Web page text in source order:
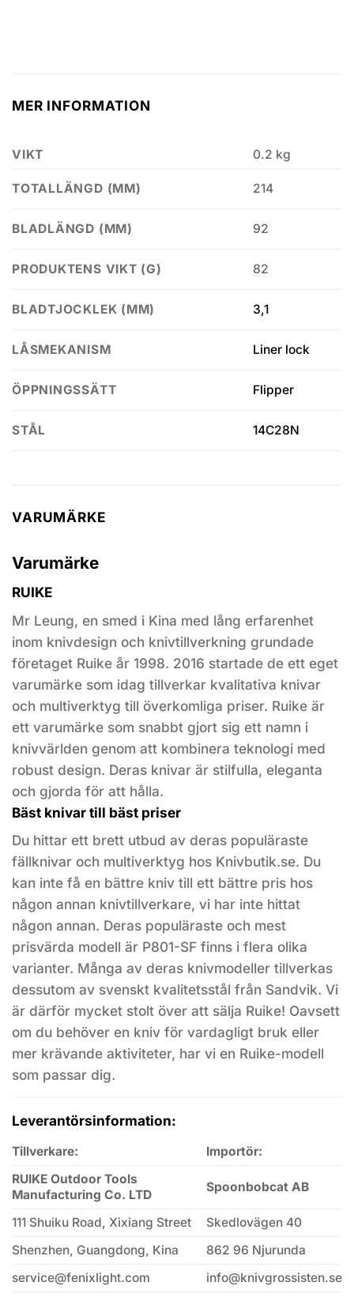
MER INFORMATION
VIKT 0.2 kg
TOTALLÄNGD (MM) 214
BLADLÄNGD (MM) 92
PRODUKTENS VIKT (G) 82
BLADTJOCKLEK (MM) 3,1
LÅSMEKANISM Liner lock
ÖPPNINGSSÄTT Flipper
STÅL 14C28N
VARUMÄRKE
Varumärke
RUIKE
Mr Leung, en smed i Kina med lång erfarenhet
inom knivdesign och knivtillverkning grundade
företaget Ruike år 1998. 2016 startade de ett eget
varumärke som idag tillverkar kvalitativa knivar
och multiverktyg till överkomliga priser. Ruike är
ett varumärke som snabbt gjort sig ett namn i
knivvärlden genom att kombinera teknologi med
robust design. Deras knivar är stilfulla, eleganta
och gjorda för att hålla.
Bäst knivar till bäst priser
Du hittar ett brett utbud av deras populäraste
fällknivar och multiverktyg hos Knivbutik.se. Du
kan inte få en bättre kniv till ett bättre pris hos
någon annan knivtillverkare, vi har inte hittat
någon annan. Deras populäraste och mest
prisvärda modell är P801-SF finns i flera olika
varianter. Många av deras knivmodeller tillverkas
dessutom av svenskt kvalitetsstål från Sandvik. Vi
är därför mycket stolt över att sälja Ruike! Oavsett
om du behöver en kniv för vardagligt bruk eller
mer krävande aktiviteter, har vi en Ruike-modell
som passar dig.
Leverantörsinformation:
Tillverkare:
Importör:
RUIKE Outdoor Tools
Manufacturing Co. LTD
Spoonbobcat AB
111 Shuiku Road, Xixiang Street
Skedlovägen 40
Shenzhen, Guangdong, Kina
862 96 Njurunda
service@fenixlight.com
info@knivgrossisten.se